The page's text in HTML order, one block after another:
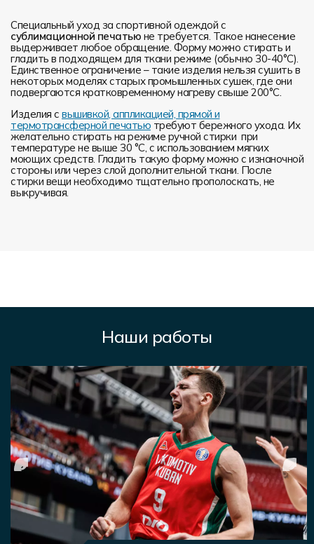
Специальный уход за спортивной одеждой с
сублимационной печатью не требуется. Такое нанесение
выдерживает любое обращение. Форму можно стирать и
гладить в подходящем для ткани режиме (обычно 30-40°С).
Единственное ограничение – такие изделия нельзя сушить в
некоторых моделях старых промышленных сушек, где они
подвергаются кратковременному нагреву свыше 200°С.
Изделия с вышивкой, аппликацией, прямой и
термотрансферной печатью требуют бережного ухода. Их
желательно стирать на режиме ручной стирки при
температуре не выше 30 °C, с использованием мягких
моющих средств. Гладить такую форму можно с изнаночной
стороны или через слой дополнительной ткани. После
стирки вещи необходимо тщательно прополоскать, не
выкручивая.
Наши работы